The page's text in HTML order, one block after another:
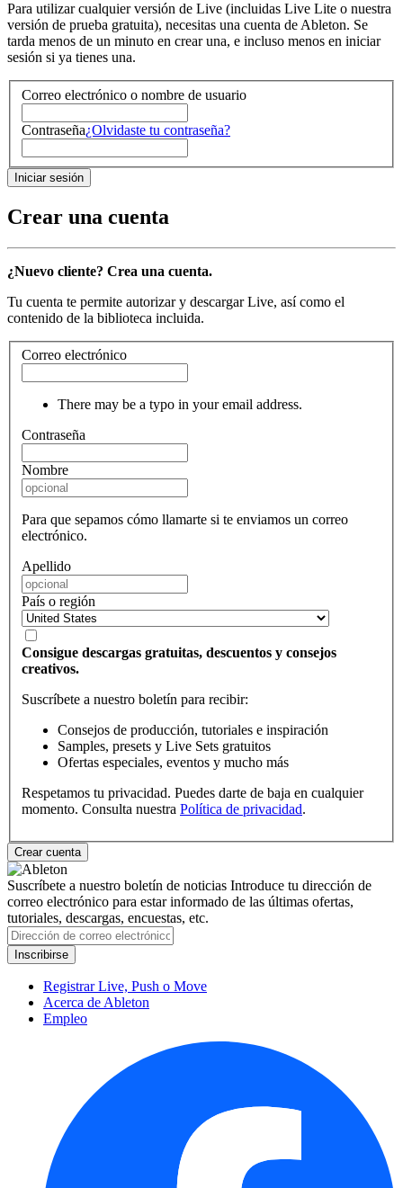
Para utilizar cualquier versión de Live (incluidas Live Lite o nuestra
versión de prueba gratuita), necesitas una cuenta de Ableton. Se
tarda menos de un minuto en crear una, e incluso menos en iniciar
sesión si ya tienes una.
Correo electrónico o nombre de usuario
Contraseña¿Olvidaste tu contraseña?
Crear una cuenta
¿Nuevo cliente? Crea una cuenta.
Tu cuenta te permite autorizar y descargar Live, así como el
contenido de la biblioteca incluida.
Correo electrónico
There may be a typo in your email address.
Contraseña
Nombre
Para que sepamos cómo llamarte si te enviamos un correo
electrónico.
Apellido
País o región
Consigue descargas gratuitas, descuentos y consejos
creativos.
Suscríbete a nuestro boletín para recibir:
Consejos de producción, tutoriales e inspiración
Samples, presets y Live Sets gratuitos
Ofertas especiales, eventos y mucho más
Respetamos tu privacidad. Puedes darte de baja en cualquier
momento. Consulta nuestra Política de privacidad.
Suscríbete a nuestro boletín de noticias Introduce tu dirección de
correo electrónico para estar informado de las últimas ofertas,
tutoriales, descargas, encuestas, etc.
Registrar Live, Push o Move
Acerca de Ableton
Empleo